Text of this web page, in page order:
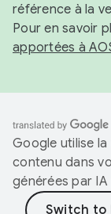
référence à la
Pour en savoir
apportées à
Google utilise
contenu dans
générées par